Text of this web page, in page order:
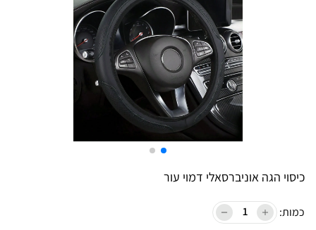
כיסוי הגה אוניברסאלי דמוי עור
כמות: